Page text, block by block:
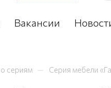
Вакансии
сериям — Серия мебели